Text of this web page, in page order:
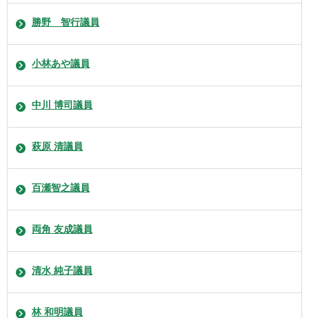
勝野 智行議員
小林あや議員
中川 博司議員
萩原 清議員
百瀬智之議員
両角 友成議員
清水 純子議員
林 和明議員